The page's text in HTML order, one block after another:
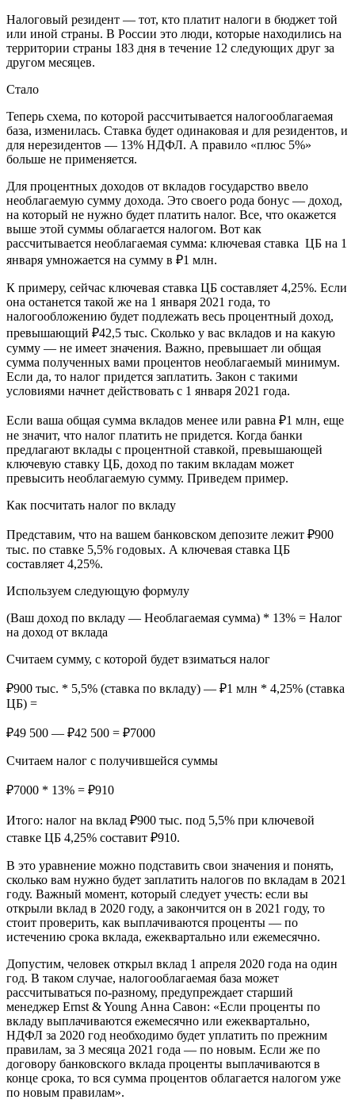
Налоговый резидент — тот, кто платит налоги в бюджет той
или иной страны. В России это люди, которые находились на
территории страны 183 дня в течение 12 следующих друг за
другом месяцев.
Стало
Теперь схема, по которой рассчитывается налогооблагаемая
база, изменилась. Ставка будет одинаковая и для резидентов, и
для нерезидентов — 13% НДФЛ. А правило «плюс 5%»
больше не применяется.
Для процентных доходов от вкладов государство ввело
необлагаемую сумму дохода. Это своего рода бонус — доход,
на который не нужно будет платить налог. Все, что окажется
выше этой суммы облагается налогом. Вот как
рассчитывается необлагаемая сумма: ключевая ставка ЦБ на 1
января умножается на сумму в ₽1 млн.
К примеру, сейчас ключевая ставка ЦБ составляет 4,25%. Если
она останется такой же на 1 января 2021 года, то
налогообложению будет подлежать весь процентный доход,
превышающий ₽42,5 тыс. Сколько у вас вкладов и на какую
сумму — не имеет значения. Важно, превышает ли общая
сумма полученных вами процентов необлагаемый минимум.
Если да, то налог придется заплатить. Закон с такими
условиями начнет действовать с 1 января 2021 года.
Если ваша общая сумма вкладов менее или равна ₽1 млн, еще
не значит, что налог платить не придется. Когда банки
предлагают вклады с процентной ставкой, превышающей
ключевую ставку ЦБ, доход по таким вкладам может
превысить необлагаемую сумму. Приведем пример.
Как посчитать налог по вкладу
Представим, что на вашем банковском депозите лежит ₽900
тыс. по ставке 5,5% годовых. А ключевая ставка ЦБ
составляет 4,25%.
Используем следующую формулу
(Ваш доход по вкладу — Необлагаемая сумма) * 13% = Налог
на доход от вклада
Считаем сумму, с которой будет взиматься налог
₽900 тыс. * 5,5% (ставка по вкладу) — ₽1 млн * 4,25% (ставка
ЦБ) =
₽49 500 — ₽42 500 = ₽7000
Считаем налог с получившейся суммы
₽7000 * 13% = ₽910
Итого: налог на вклад ₽900 тыс. под 5,5% при ключевой
ставке ЦБ 4,25% составит ₽910.
В это уравнение можно подставить свои значения и понять,
сколько вам нужно будет заплатить налогов по вкладам в 2021
году. Важный момент, который следует учесть: если вы
открыли вклад в 2020 году, а закончится он в 2021 году, то
стоит проверить, как выплачиваются проценты — по
истечению срока вклада, ежеквартально или ежемесячно.
Допустим, человек открыл вклад 1 апреля 2020 года на один
год. В таком случае, налогооблагаемая база может
рассчитываться по-разному, предупреждает старший
менеджер Ernst & Young Анна Савон: «Если проценты по
вкладу выплачиваются ежемесячно или ежеквартально,
НДФЛ за 2020 год необходимо будет уплатить по прежним
правилам, за 3 месяца 2021 года — по новым. Если же по
договору банковского вклада проценты выплачиваются в
конце срока, то вся сумма процентов облагается налогом уже
по новым правилам».